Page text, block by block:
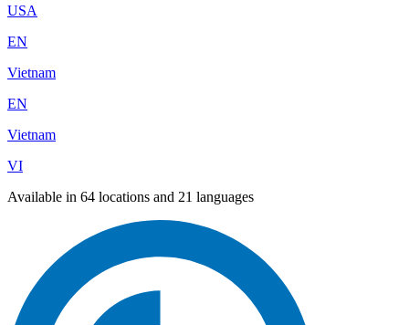
USA
EN
Vietnam
EN
Vietnam
VI
Available in 64 locations and 21 languages